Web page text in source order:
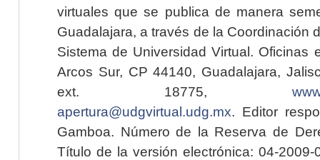
virtuales que se publica de manera
Guadalajara, a través de la Coordinación
Sistema de Universidad Virtual. Oficinas
Arcos Sur, CP 44140, Guadalajara,
ext. 18775,
apertura@udgvirtual.udg.mx. Editor
Gamboa. Número de la Reserva de
Título de la versión electrónica: 04-2009-